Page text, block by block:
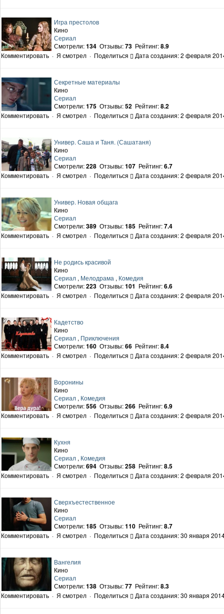
Игра престолов
Кино
Сериал
Смотрели:134 Отзывы:73 Рейтинг:8.9
Комментировать · Я смотрел · Поделиться Дата создания: 2 февраля
Секретные материалы
Кино
Сериал
Смотрели:175 Отзывы:52 Рейтинг:8.2
Комментировать · Я смотрел · Поделиться Дата создания: 2 февраля
Универ. Саша и Таня. (Сашатаня)
Кино
Сериал
Смотрели:228 Отзывы:107 Рейтинг:6.7
Комментировать · Я смотрел · Поделиться Дата создания: 2 февраля
Универ. Новая общага
Кино
Сериал
Смотрели:389 Отзывы:185 Рейтинг:7.4
Комментировать · Я смотрел · Поделиться Дата создания: 2 февраля
Не родись красивой
Кино
Сериал , Мелодрама , Комедия
Смотрели:223 Отзывы:101 Рейтинг:6.6
Комментировать · Я смотрел · Поделиться Дата создания: 2 февраля
Кадетство
Кино
Сериал , Приключения
Смотрели:160 Отзывы:66 Рейтинг:8.4
Комментировать · Я смотрел · Поделиться Дата создания: 2 февраля
Воронины
Кино
Сериал , Комедия
Смотрели:556 Отзывы:266 Рейтинг:6.9
Комментировать · Я смотрел · Поделиться Дата создания: 2 февраля
Кухня
Кино
Сериал , Комедия
Смотрели:694 Отзывы:258 Рейтинг:8.5
Комментировать · Я смотрел · Поделиться Дата создания: 2 февраля
Сверхъестественное
Кино
Сериал
Смотрели:185 Отзывы:110 Рейтинг:8.7
Комментировать · Я смотрел · Поделиться Дата создания: 30 января
Вангелия
Кино
Сериал
Смотрели:138 Отзывы:77 Рейтинг:8.3
Комментировать · Я смотрел · Поделиться Дата создания: 30 января